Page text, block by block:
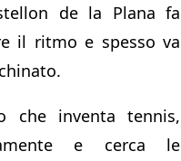
de la Plana fa
il ritmo e spesso va
che inventa tennis,
e cerca le